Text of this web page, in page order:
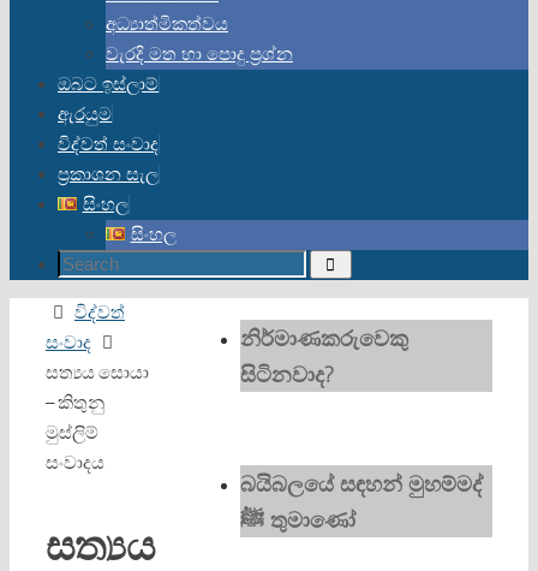
අධ්‍යාත්මිකත්වය
වැරදි මත හා පොදු ප්‍රශ්න
ඔබට ඉස්ලාම්
ඇරයුම
විද්වත් සංවාද
ප්‍රකාශන සැල
සිංහල
සිංහල
Search
for:
Search
Homeවිද්වත්
සංවාද
සත්‍යය සොයා
– කිතුනු
මුස්ලිම්
සංවාදය
සත්‍යය
නිර්මාණකරුවෙකු
සිටිනවාද?
බයිබලයේ සඳහන් මුහම්මද්
ﷺ තුමාණෝ